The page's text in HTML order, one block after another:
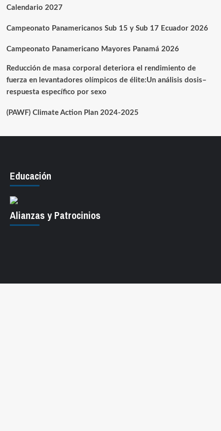
Calendario 2027
Campeonato Panamericanos Sub 15 y Sub 17 Ecuador 2026
Campeonato Panamericano Mayores Panamá 2026
Reducción de masa corporal deteriora el rendimiento de
fuerza en levantadores olímpicos de élite:Un análisis dosis–
respuesta específico por sexo
(PAWF) Climate Action Plan 2024-2025
Educación
Alianzas y Patrocinios